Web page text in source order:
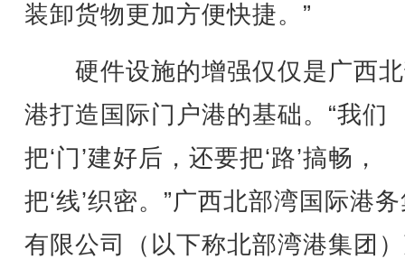
装卸货物更加方便快捷。”
硬件设施的增强仅仅是广西
港打造国际门户港的基础。“我们
把‘门’建好后，还要把‘路’搞畅，
把‘线’织密。”广西北部湾国际港
有限公司（以下称北部湾港集团